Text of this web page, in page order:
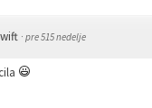
· pre 515 nedelje